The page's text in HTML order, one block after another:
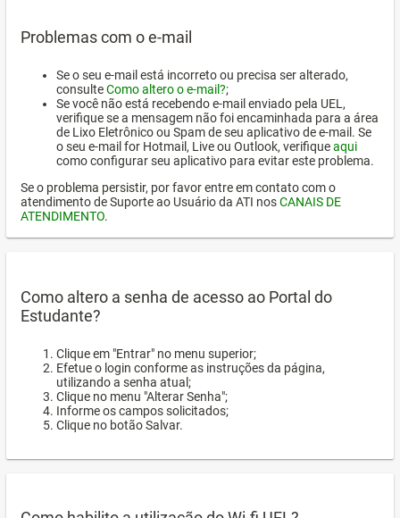
Problemas com o e-mail
Se o seu e-mail está incorreto ou precisa ser alterado,
consulteComo altero o e-mail?;
Se você não está recebendo e-mail enviado pela UEL,
verifique se a mensagem não foi encaminhada para a área
de Lixo Eletrônico ou Spam de seu aplicativo de e-mail. Se
o seu e-mail for Hotmail, Live ou Outlook, verifiqueaqui
como configurar seu aplicativo para evitar este problema.
Se o problema persistir, por favor entre em contato com o
atendimento de Suporte ao Usuário da ATI nosCANAIS DE
ATENDIMENTO.
Como altero a senha de acesso ao Portal do
Estudante?
Clique em "Entrar" no menu superior;
Efetue o login conforme as instruções da página,
utilizando a senha atual;
Clique no menu "Alterar Senha";
Informe os campos solicitados;
Clique no botão Salvar.